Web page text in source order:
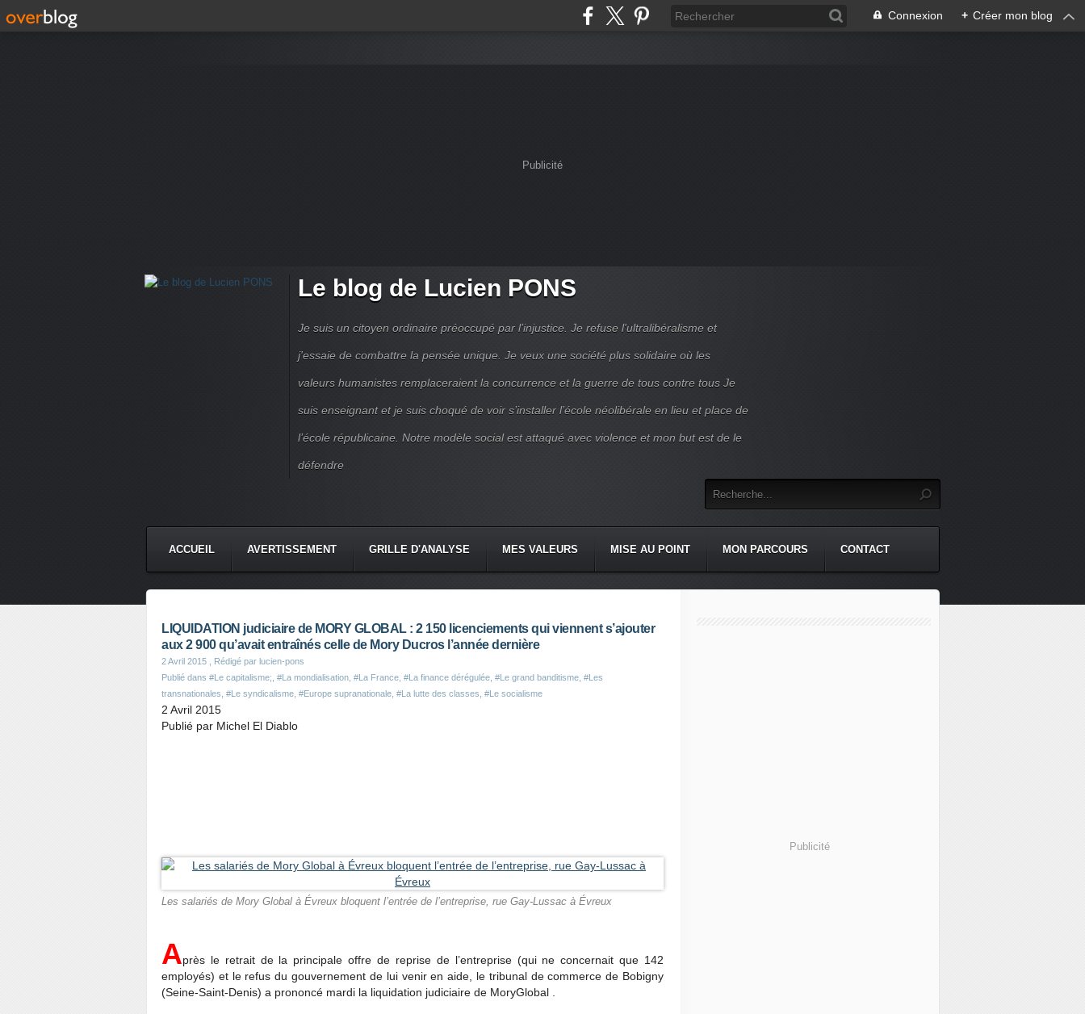
Connexion + Créer mon blog
Publicité
Le blog de Lucien PONS
Je suis un citoyen ordinaire préoccupé par l’injustice. Je refuse l'ultralibéralisme et
j'essaie de combattre la pensée unique. Je veux une société plus solidaire où les
valeurs humanistes remplaceraient la concurrence et la guerre de tous contre tous Je
suis enseignant et je suis choqué de voir s’installer l’école néolibérale en lieu et place de
l’école républicaine. Notre modèle social est attaqué avec violence et mon but est de le
défendre
ACCUEIL AVERTISSEMENT GRILLE D'ANALYSE MES VALEURS MISE AU POINT MON PARCOURS CONTACT
LIQUIDATION judiciaire de MORY GLOBAL : 2 150 licenciements qui viennent s’ajouter
aux 2 900 qu’avait entraînés celle de Mory Ducros l’année dernière
2 Avril 2015 , Rédigé par lucien-pons
Publié dans #Le capitalisme; #La mondialisation #La France #La finance dérégulée #Le grand banditisme #Les
transnationales #Le syndicalisme #Europe supranationale #La lutte des classes #Le socialisme
2 Avril 2015
Publié par Michel El Diablo
Les salariés de Mory Global à Évreux bloquent l’entrée de l’entreprise, rue Gay-Lussac à Évreux
Après le retrait de la principale offre de reprise de l’entreprise (qui ne concernait que 142
employés) et le refus du gouvernement de lui venir en aide, le tribunal de commerce de Bobigny
(Seine-Saint-Denis) a prononcé mardi la liquidation judiciaire de MoryGlobal .
Publicité